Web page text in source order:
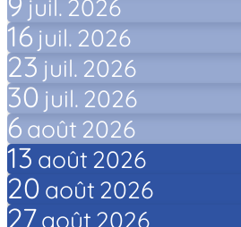
juil. 2026
16 juil. 2026
23 juil. 2026
30 juil. 2026
6août 2026
13 août 2026
20 août 2026
27août 2026